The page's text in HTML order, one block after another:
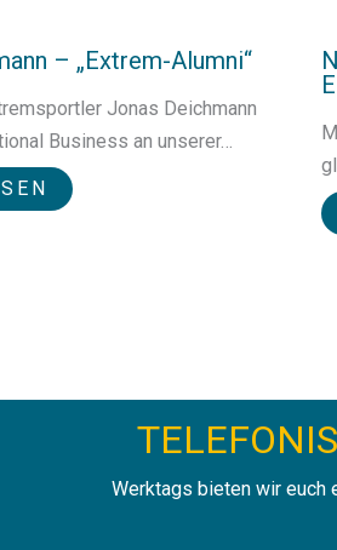
– „Extrem-Alumni“
Jonas Deichmann
Business an unserer…
Werktags bieten wir euch